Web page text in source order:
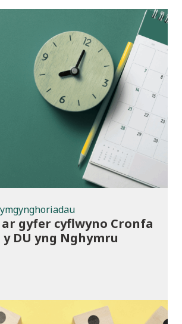
Ymatebion i
gyfer cyflwyno Cronfa
DU yng Nghymru